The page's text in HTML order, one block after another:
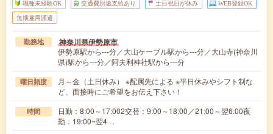
職種未経験OK 交通費別途支給あり 土日祝日が休み WEB登録OK
無期雇用派遣
勤務地 神奈川県伊勢原市
伊勢原駅から---分／大山ケーブル駅から---分／大山寺(神奈川
県)駅から---分／阿夫利神社駅から---分
曜日頻度
月～金（土日休み） ※配属先による ※平日休みやシフト制な
ど、面接時にご希望をお伝え下さい！
時間
日勤：8:00～17:002交替：9:00～18:00／21:00～翌6:00夜
勤：19:00~翌4…